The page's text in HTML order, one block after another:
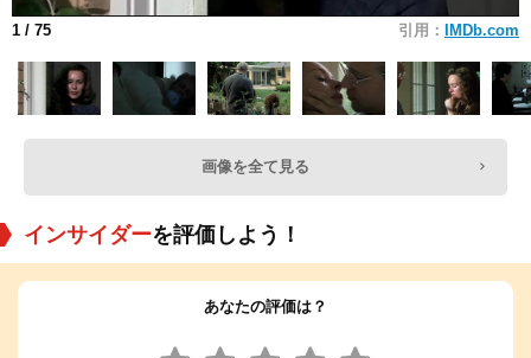
1 / 75 引用： IMDb.com
画像を全て見る
インサイダーを評価しよう！
あなたの評価は？